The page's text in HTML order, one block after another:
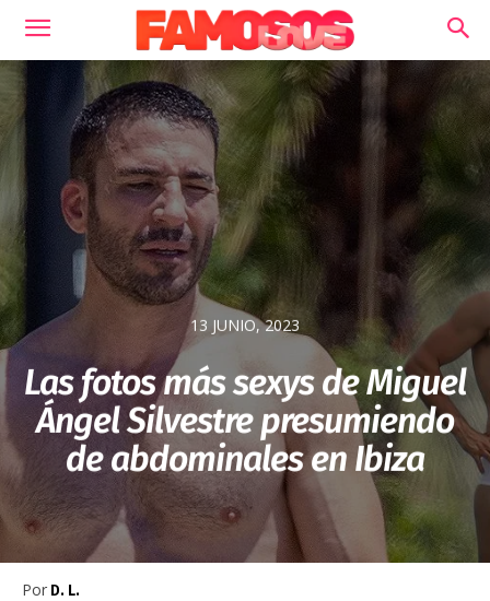
13 JUNIO, 2023
Las fotos más sexys de Miguel
Ángel Silvestre presumiendo
de abdominales en Ibiza
Por D. L.